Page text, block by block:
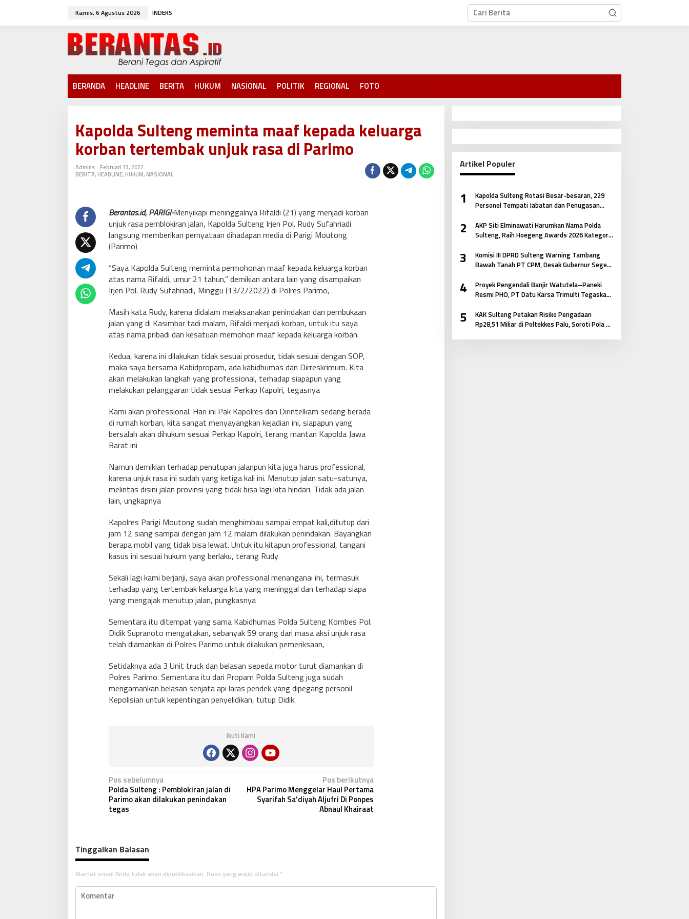
w
Kamis, 6 Agustus 2026 INDEKS
BERANDA HEADLINE BERITA HUKUM NASIONAL POLITIK REGIONAL FOTO
Kapolda Sulteng meminta maaf kepada keluarga
korban tertembak unjuk rasa di Parimo
Admins
Februari 13, 2022
BERITA, HEADLINE, HUKUM, NASIONAL
Berantas.id, PARIGI-Menyikapi meninggalnya Rifaldi (21) yang menjadi korban
unjuk rasa pemblokiran jalan, Kapolda Sulteng Irjen Pol. Rudy Sufahriadi
langsung memberikan pernyataan dihadapan media di Parigi Moutong
(Parimo)
“Saya Kapolda Sulteng meminta permohonan maaf kepada keluarga korban
atas nama Rifaldi, umur 21 tahun,” demikian antara lain yang disampaikan
Irjen Pol. Rudy Sufahriadi, Minggu (13/2/2022) di Polres Parimo,
Masih kata Rudy, karena didalam melaksanakan penindakan dan pembukaan
jalan yang di Kasimbar tadi malam, Rifaldi menjadi korban, untuk itu saya
atas nama pribadi dan kesatuan memohon maaf kepada keluarga korban.
Kedua, karena ini dilakukan tidak sesuai prosedur, tidak sesuai dengan SOP,
maka saya bersama Kabidpropam, ada kabidhumas dan Dirreskrimum. Kita
akan melakukan langkah yang professional, terhadap siapapun yang
melakukan pelanggaran tidak sesuai Perkap Kapolri, tegasnya
Kami akan professional. Hari ini Pak Kapolres dan Dirintelkam sedang berada
di rumah korban, kita sangat menyayangkan kejadian ini, siapapun yang
bersalah akan dihukum sesuai Perkap Kapolri, terang mantan Kapolda Jawa
Barat ini
Namun demikian terhadap penutupan jalanpun kita juga harus professional,
karena unjuk rasa ini sudah yang ketiga kali ini. Menutup jalan satu-satunya,
melintas disini jalan provinsi yang tidak bisa lagi kita hindari. Tidak ada jalan
lain, ungkapnya
Kapolres Parigi Moutong sudah menghimbau sampai empat kali,ditutup dari
jam 12 siang sampai dengan jam 12 malam dilakukan penindakan. Bayangkan
berapa mobil yang tidak bisa lewat. Untuk itu kitapun professional, tangani
kasus ini sesuai hukum yang berlaku, terang Rudy
Sekali lagi kami berjanji, saya akan professional menanganai ini, termasuk
terhadap yang tertembak keluarga kita yang meninggal dan terhadap siapa
yang mengajak menutup jalan, pungkasnya
Sementara itu ditempat yang sama Kabidhumas Polda Sulteng Kombes Pol.
Didik Supranoto mengatakan, sebanyak 59 orang dari masa aksi unjuk rasa
telah diamankan di Polres Parimo untuk dilakukan pemeriksaan,
Setidaknya ada 3 Unit truck dan belasan sepeda motor turut diamankan di
Polres Parimo. Sementara itu dari Propam Polda Sulteng juga sudah
mengamankan belasan senjata api laras pendek yang dipegang personil
Kepolisian untuk kepentingan penyelidikan, tutup Didik.
Ikuti Kami
N
a
v
a
s
i
p
Pos sebelumnya
Polda Sulteng : Pemblokiran jalan di
Parimo akan dilakukan penindakan
tegas
Pos berikutnya
HPA Parimo Menggelar Haul Pertama
Syarifah Sa’diyah Aljufri Di Ponpes
Abnaul Khairaat
Tinggalkan Balasan
Alamat email Anda tidak akan dipublikasikan. Ruas yang wajib ditandai *
Artikel Populer
1
Kapolda Sulteng Rotasi Besar-besaran, 229
Personel Tempati Jabatan dan Penugasan
2
AKP Siti Elminawati Harumkan Nama Polda
Sulteng, Raih Hoegeng Awards 2026 Kategori
3
Komisi III DPRD Sulteng Warning Tambang
Bawah Tanah PT CPM, Desak Gubernur Segera
4
Proyek Pengendali Banjir Watutela–Paneki
Resmi PHO, PT Datu Karsa Trimulti Tegaskan
Masyarakat
5
KAK Sulteng Petakan Risiko Pengadaan
Rp28,51 Miliar di Poltekkes Palu, Soroti Pola E-